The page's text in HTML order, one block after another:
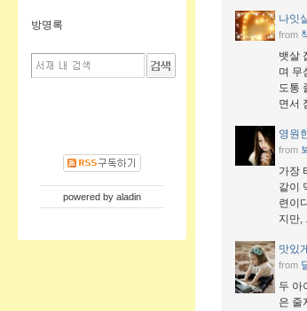
나잇
from
뱃살
며 무
도통
면서
영원
from
가장
같이
련이
지만,
맛있
from
두 아
은 줄
방명록
powered by aladin